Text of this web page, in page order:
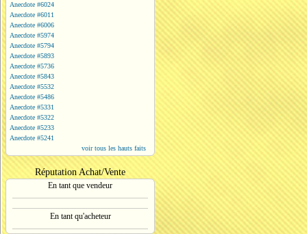
Anecdote #6024
Anecdote #6011
Anecdote #6006
Anecdote #5974
Anecdote #5794
Anecdote #5893
Anecdote #5736
Anecdote #5843
Anecdote #5532
Anecdote #5486
Anecdote #5331
Anecdote #5322
Anecdote #5233
Anecdote #5241
voir tous les hauts faits
Réputation Achat/Vente
En tant que vendeur
En tant qu'acheteur